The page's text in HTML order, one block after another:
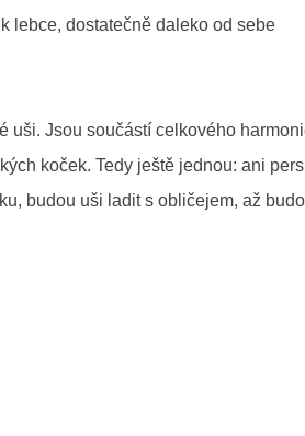
lebce, dostatečně daleko od sebe
uši. Jsou součástí celkového
koček. Tedy ještě jednou: ani
budou uši ladit s obličejem, až